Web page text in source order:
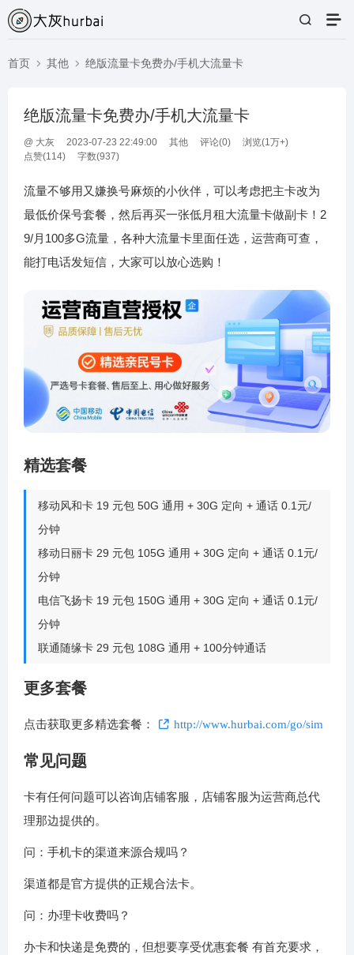
首页 其他 绝版流量卡免费办/手机大流量卡
绝版流量卡免费办/手机大流量卡
@ 大灰 2023-07-23 22:49:00 其他 评论(0)
浏览(1万+)
点赞(114) 字数(937)
流量不够用又嫌换号麻烦的小伙伴，可以考虑把主卡改为
最低价保号套餐，然后再买一张低月租大流量卡做副卡！2
9/月100多G流量，各种大流量卡里面任选，运营商可查，
能打电话发短信，大家可以放心选购！
精选套餐
移动风和卡 19 元包 50G 通用 + 30G 定向 + 通话 0.1元/
分钟
移动日丽卡 29 元包 105G 通用 + 30G 定向 + 通话 0.1元/
分钟
电信飞扬卡 19 元包 150G 通用 + 30G 定向 + 通话 0.1元/
分钟
联通随缘卡 29 元包 108G 通用 + 100分钟通话
更多套餐
点击获取更多精选套餐： http://www.hurbai.com/go/sim
常见问题
卡有任何问题可以咨询店铺客服，店铺客服为运营商总代
理那边提供的。
问：手机卡的渠道来源合规吗？
渠道都是官方提供的正规合法卡。
问：办理卡收费吗？
办卡和快递是免费的，但想要享受优惠套餐 有首充要求，